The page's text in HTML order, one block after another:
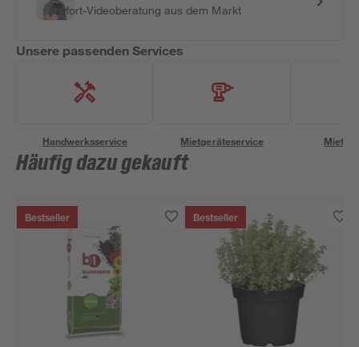
Sofort-Videoberatung aus dem Markt
Unsere passenden Services
Handwerksservice Mietgeräteservice
Häufig dazu gekauft
Bestseller Bestseller